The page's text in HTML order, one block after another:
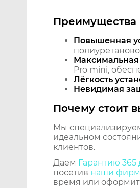
Преимущества
Повышенная
Максимальная
Pro mini,
Лёгкость
Невидимая
Почему стоит
Мы
идеальном
клиентов.
Даем Гарантию 365
посетив наши
время или